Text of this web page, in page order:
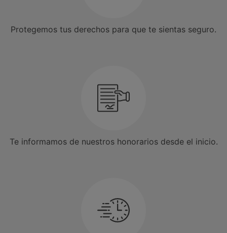
Protegemos tus derechos para que te sientas seguro.
Te informamos de nuestros honorarios desde el inicio.